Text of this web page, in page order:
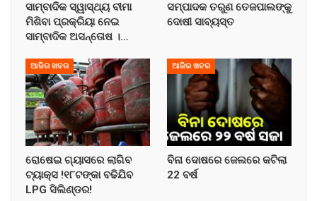
ସାମ୍ବାଦିକ ସ୍ୱାସ୍ଥ୍ୟ ବୀମା
ମିଶିବା ପ୍ରକ୍ରିୟା ନେଇ
ସାମ୍ବାଦିକ ଅସନ୍ତୋଷ ।…
ସମ୍ପାଦକ ତରୁଣ ତେଜପାଲଙ୍କୁ
ଦୋଷୀ ସାବ୍ୟସ୍ତ
ଆଜିର ଖବର
ରୋଷେଇ ଗ୍ୟାସରେ ଲାଗିବ
ଟ୍ୟାକ୍ସ !୧୮ଟଙ୍କା ବଢିଯିବ
LPG ସିଲିଣ୍ଡର!
ଆଜିର ଖବର
ବିନା ଦୋଷରେ ଜେଲରେ କଟିଲା
22 ବର୍ଷ